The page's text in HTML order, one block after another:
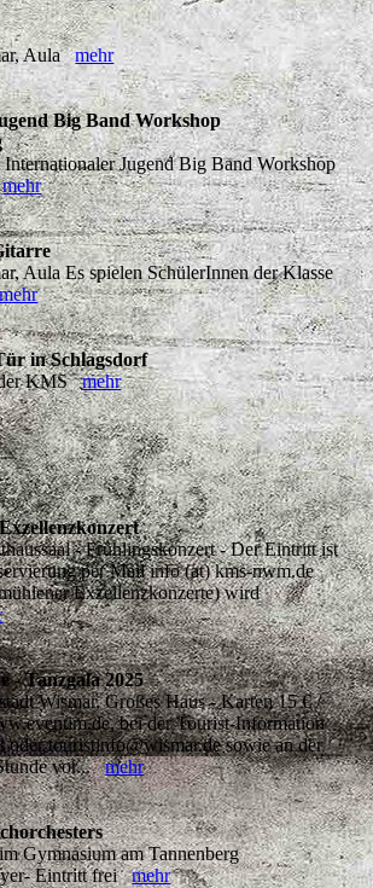
Aulamehr
Big Band Workshop
Jugend Big Band Workshop
mehr
Aula Es spielen SchülerInnen der Klasse
mehr
in Schlagsdorf
der KMSmehr
- Frühlingskonzert - Der Eintritt ist
per Mail info (at) kms-nwm.de
Exzellenzkonzerte) wird
- Tanzgala 2025
Wismar, Großes Haus - Karten 15 € /
bei der Tourist-Information
oder touristinfo@wismar.de sowie an der
vor...mehr
Gymnasium am Tannenberg
Eintritt freimehr